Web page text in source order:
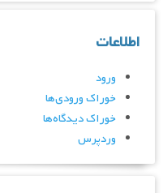
اطلاعات
ورود
خوراک ورودی‌ها
خوراک دیدگاه‌ها
وردپرس